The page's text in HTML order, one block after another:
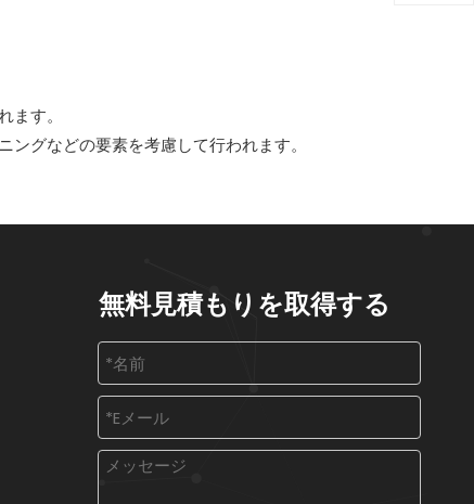
す。
グなどの要素を考慮して行われます。
無料見積もりを取得する